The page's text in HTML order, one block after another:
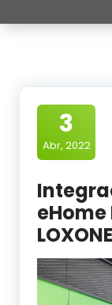
3
Abr, 2022
eHome
LOXONE